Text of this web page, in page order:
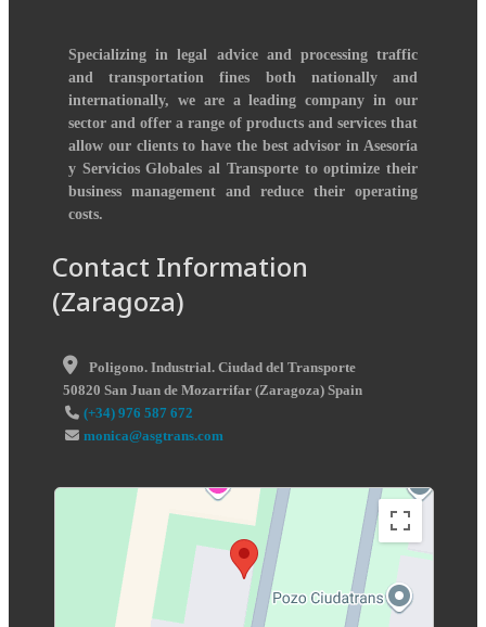
Specializing in legal advice and processing traffic
and transportation fines both nationally and
internationally, we are a leading company in our
sector and offer a range of products and services that
allow our clients to have the best advisor in Asesoría
y Servicios Globales al Transporte to optimize their
business management and reduce their operating
costs.
Contact Information
(Zaragoza)
Poligono. Industrial. Ciudad del Transporte
50820 San Juan de Mozarrifar (Zaragoza) Spain
(+34) 976 587 672
monica@asgtrans.com